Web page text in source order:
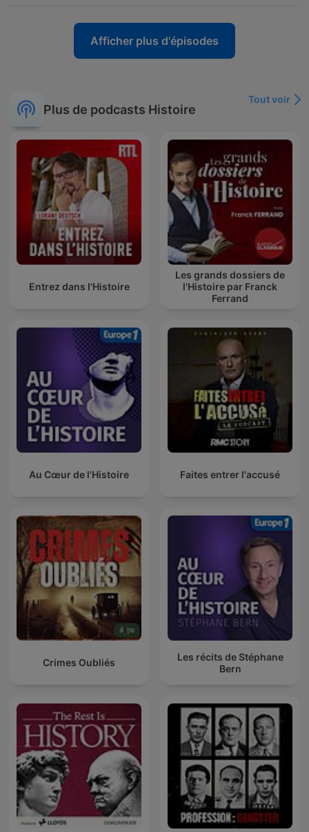
Afficher plus d'épisodes
Plus de podcasts Histoire
Tout voir
Entrez dans l'Histoire
Les grands dossiers de
l'Histoire par Franck
Ferrand
Au Cœur de l'Histoire Faites entrer l'accusé
Crimes Oubliés
Les récits de Stéphane
Bern